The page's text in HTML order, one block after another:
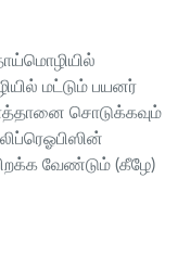
மட்டும் பயனர்
சொடுக்கவும்
வேண்டும் (கீழே)